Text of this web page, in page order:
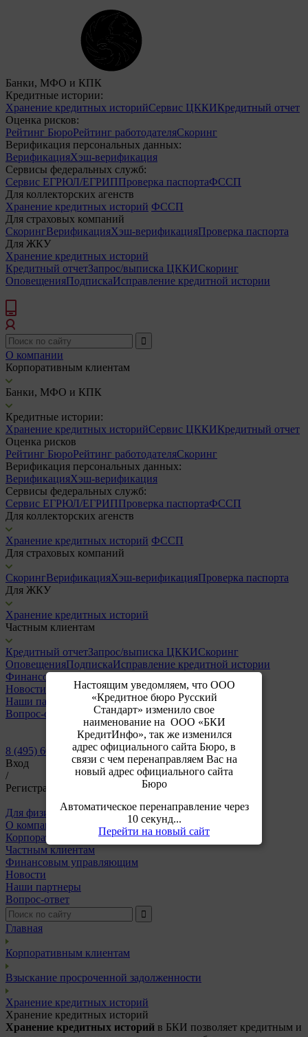
Настоящим уведомляем, что ООО
«Кредитное бюро Русский
Стандарт» изменило свое
наименование на ООО «БКИ
КредитИнфо», так же изменился
адрес официального сайта Бюро, в
связи с чем перенаправляем Вас на
новый адрес официального сайта
Бюро
Автоматическое перенаправление через
10 секунд...
Перейти на новый сайт
Банки, МФО и КПК
Кредитные истории:
Хранение кредитных историйСервис ЦККИКредитный отчет
Оценка рисков:
Рейтинг БюроРейтинг работодателяСкоринг
Верификация персональных данных:
ВерификацияХэш-верификация
Сервисы федеральных служб:
Сервис ЕГРЮЛ/ЕГРИППроверка паспортаФССП
Для коллекторских агенств
Хранение кредитных историй ФССП
Для страховых компаний
СкорингВерификацияХэш-верификацияПроверка паспорта
Для ЖКУ
Хранение кредитных историй
Кредитный отчетЗапрос/выписка ЦККИСкоринг
ОповещенияПодпискаИсправление кредитной истории
О компании
Корпоративным клиентам
Банки, МФО и КПК
Кредитные истории:
Хранение кредитных историйСервис ЦККИКредитный отчет
Оценка рисков
Рейтинг БюроРейтинг работодателяСкоринг
Верификация персональных данных:
ВерификацияХэш-верификация
Сервисы федеральных служб:
Сервис ЕГРЮЛ/ЕГРИППроверка паспортаФССП
Для коллекторских агенств
Хранение кредитных историй ФССП
Для страховых компаний
СкорингВерификацияХэш-верификацияПроверка паспорта
Для ЖКУ
Хранение кредитных историй
Частным клиентам
Кредитный отчетЗапрос/выписка ЦККИСкоринг
ОповещенияПодпискаИсправление кредитной истории
Финансовым управляющим
Новости
Наши партнеры
Вопрос-ответ
8 (495) 609-64-24
Вход
/
Регистрация
Для физических лицДля корпоративных клиентов
О компании
Корпоративным клиентам
Частным клиентам
Финансовым управляющим
Новости
Наши партнеры
Вопрос-ответ
Главная
Корпоративным клиентам
Взыскание просроченной задолженности
Хранение кредитных историй
Хранение кредитных историй
Хранение кредитных историй в БКИ позволяет кредитным и